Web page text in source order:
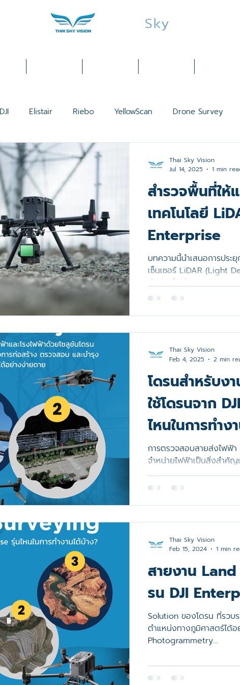
Sky
DJI Elistair Riebo YellowScan Drone Survey
VTOL FIXED WING
30 Thermal Matrice 350 RTK DJI
3 Multispectral Matrice 30 Series Zenmuse H30
นสำรวจ SenseHawk Smart City L3 software
สำรวจพื้นที่ให้
เทคโนโลยี
Enterprise
บทความนี้นำเสนอการประ
เซ็นเซอร์ LiDAR (Light
สำรวจพื้นที่ถนน...
Thai Sky Vision
Jul 14, 2025
1 min
โดรนสำหรับง
ใช้โดรนจาก
ไหนในการทำง
บ้าง?
การตรวจสอบสายส่งไฟฟ้
จำหน่ายไฟฟ้าเป็นสิ่งสำคั
ความล้มเหลวของระบบสาย
Thai Sky Vision
Feb 4, 2025
2 min
สายงาน
รน DJI
Solution ของโดรน ที่รวบ
ตำแหน่งทางภูมิศาสตร์ได้
Photogrammetry...
Thai Sky Vision
Feb 15, 2024
1 min